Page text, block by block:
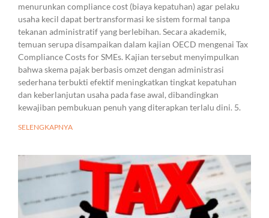
menurunkan compliance cost (biaya kepatuhan) agar pelaku
usaha kecil dapat bertransformasi ke sistem formal tanpa
tekanan administratif yang berlebihan. Secara akademik,
temuan serupa disampaikan dalam kajian OECD mengenai Tax
Compliance Costs for SMEs. Kajian tersebut menyimpulkan
bahwa skema pajak berbasis omzet dengan administrasi
sederhana terbukti efektif meningkatkan tingkat kepatuhan
dan keberlanjutan usaha pada fase awal, dibandingkan
kewajiban pembukuan penuh yang diterapkan terlalu dini. 5.
SELENGKAPNYA